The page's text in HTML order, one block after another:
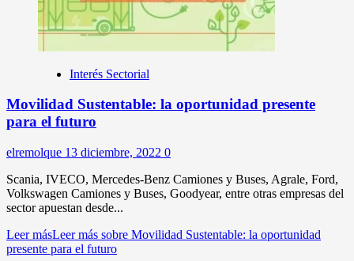
Interés Sectorial
Movilidad Sustentable: la oportunidad presente
para el futuro
elremolque 13 diciembre, 2022 0
Scania, IVECO, Mercedes-Benz Camiones y Buses, Agrale, Ford,
Volkswagen Camiones y Buses, Goodyear, entre otras empresas del
sector apuestan desde...
Leer másLeer más sobre Movilidad Sustentable: la oportunidad
presente para el futuro